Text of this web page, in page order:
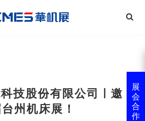
技股份有限公司 | 邀
州机床展！
展
会
合
作